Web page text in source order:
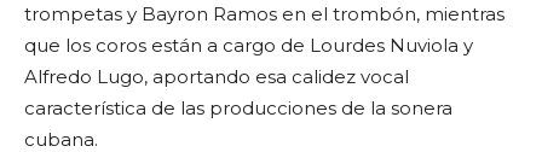
trompetas y Bayron Ramos en el trombón, mientras
que los coros están a cargo de Lourdes Nuviola y
Alfredo Lugo, aportando esa calidez vocal
característica de las producciones de la sonera
cubana.